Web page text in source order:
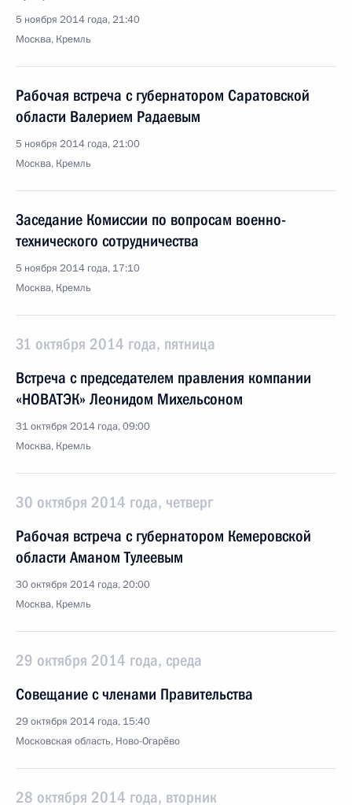
5 ноября 2014 года, 21:40
Москва, Кремль
Рабочая встреча с губернатором Саратовской
области Валерием Радаевым
5 ноября 2014 года, 21:00
Москва, Кремль
Заседание Комиссии по вопросам военно-
технического сотрудничества
5 ноября 2014 года, 17:10
Москва, Кремль
31 октября 2014 года, пятница
Встреча с председателем правления компании
«НОВАТЭК» Леонидом Михельсоном
31 октября 2014 года, 09:00
Москва, Кремль
30 октября 2014 года, четверг
Рабочая встреча с губернатором Кемеровской
области Аманом Тулеевым
30 октября 2014 года, 20:00
Москва, Кремль
29 октября 2014 года, среда
Совещание с членами Правительства
29 октября 2014 года, 15:40
Московская область, Ново-Огарёво
28 октября 2014 года, вторник